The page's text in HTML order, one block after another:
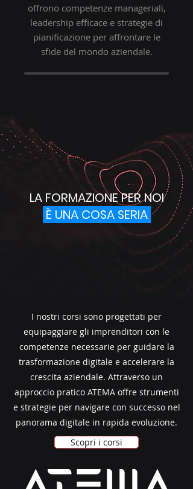
offrono competenze manageriali,
leadership efficace e strategie di
pianificazione per affrontare le
sfide del mondo aziendale.
LA FORMAZIONE PER NOI
È UNA COSA SERIA
I nostri corsi sono progettati per
equipaggiare gli imprenditori con le
competenze necessarie per guidare la
trasformazione digitale e accelerare la
crescita aziendale. Attraverso un
approccio pratico ATEMA offre strumenti
e strategie per navigare con successo nel
panorama digitale in rapida evoluzione.
Scopri i corsi